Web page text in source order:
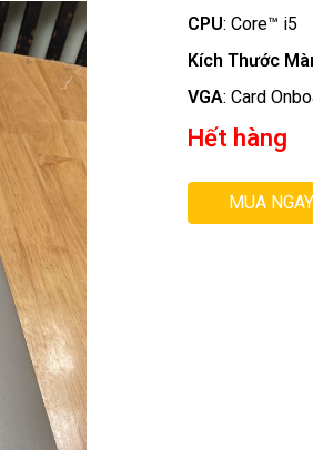
CPU: Core™ i5
Kích Thước
VGA: Card
Hết hàng
MUA NGAY